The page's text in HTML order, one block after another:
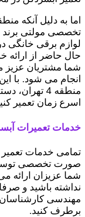
تخصصی مولتی برند
لوازم برقی خانگی
حال حاضر از ارائه
شما مشتریان
انجام می شود. با
منطقه 4
اسرع زمان تعمیر
خدمات تعمیرات
صورت تخصصی
شما عزیزان ارائه
نداشته باشید و
مهندسی کارشناسان
برطرف کنید.